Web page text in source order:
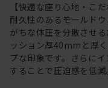
【快適な座り心地・こ
耐久性のあるモールド
がちな体圧を分散させ
ッション厚40mmと厚
プな印象です。さらに
することで圧迫感を低